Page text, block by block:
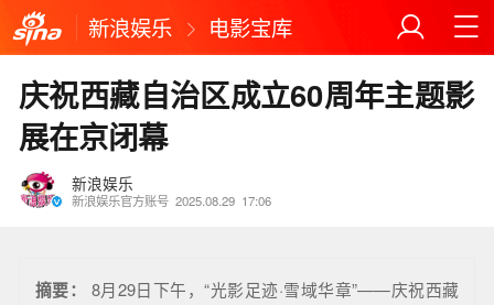
新浪娱乐 电影宝库
庆祝西藏自治区成立60周年主题影
展在京闭幕
新浪娱乐
新浪娱乐官方账号 2025.08.29 17:06
摘要：
8月29日下午，“光影足迹·雪域华章”——庆祝西藏